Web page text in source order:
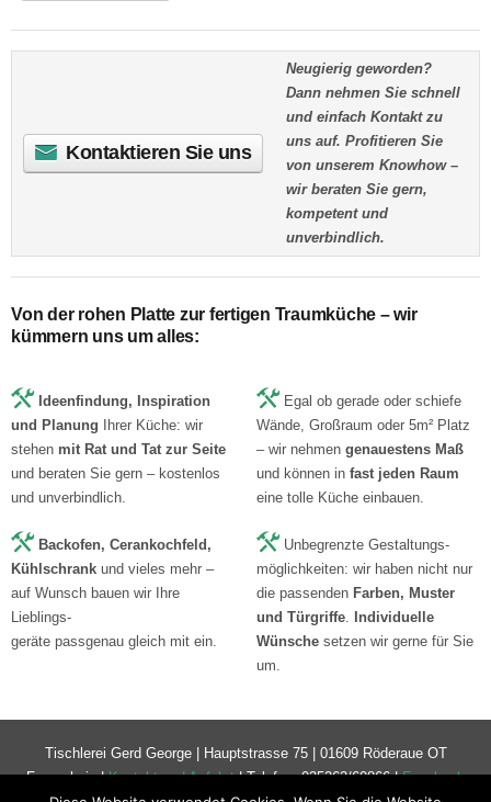
Kontaktieren Sie uns
Neugierig geworden?
Dann nehmen Sie schnell
und einfach Kontakt zu
uns auf. Profitieren Sie
von unserem Knowhow –
wir beraten Sie gern,
kompetent und
unverbindlich.
Von der rohen Platte zur fertigen Traumküche – wir
kümmern uns um alles:
Ideenfindung, Inspiration
und Planung Ihrer Küche: wir
stehen mit Rat und Tat zur Seite
und beraten Sie gern – kostenlos
und unverbindlich.
Egal ob gerade oder schiefe
Wände, Großraum oder 5m² Platz
– wir nehmen genauestens Maß
und können in fast jeden Raum
eine tolle Küche einbauen.
Backofen, Cerankochfeld,
Kühlschrank und vieles mehr –
auf Wunsch bauen wir Ihre
Lieblings-
geräte passgenau gleich mit ein.
Unbegrenzte Gestaltungs-
möglichkeiten: wir haben nicht nur
die passenden Farben, Muster
und Türgriffe Individuelle
Wünsche setzen wir gerne für Sie
um.
Tischlerei Gerd George | Hauptstrasse 75 | 01609 Röderaue OT
Frauenhain |Kontakt und Anfahrt| Telefon: 035263/60866 |Facebook